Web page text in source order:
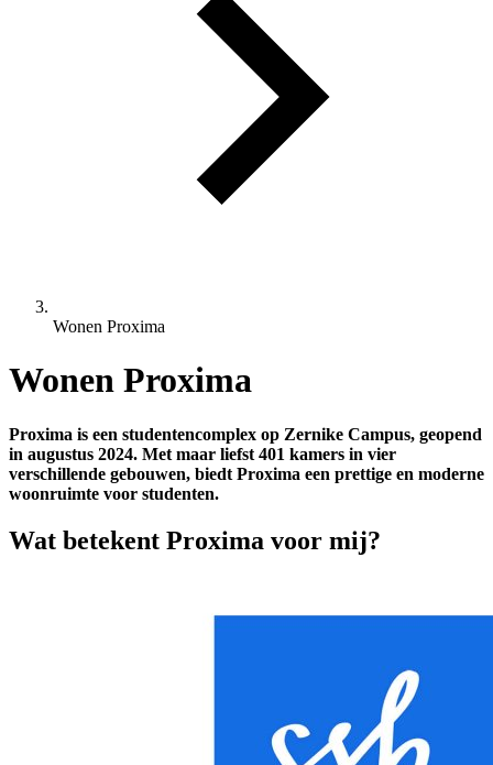
Wonen Proxima
Wonen Proxima
Proxima is een studentencomplex op Zernike Campus, geopend
in augustus 2024. Met maar liefst 401 kamers in vier
verschillende gebouwen, biedt Proxima een prettige en moderne
woonruimte voor studenten.
Wat betekent Proxima voor mij?